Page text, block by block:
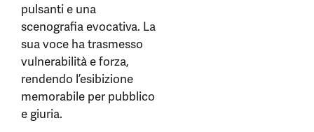
pulsanti e una
scenografia evocativa. La
sua voce ha trasmesso
vulnerabilità e forza,
rendendo l’esibizione
memorabile per pubblico
e giuria.